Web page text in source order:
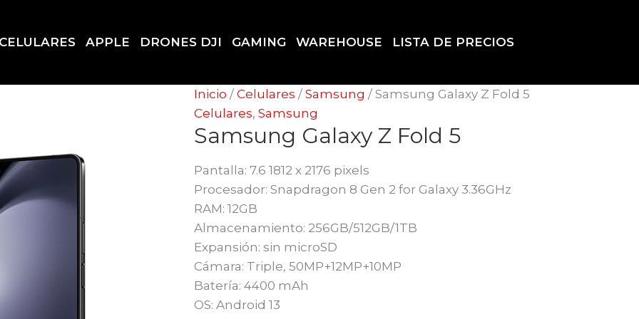
CELULARES APPLE DRONES DJI GAMING WAREHOUSE LISTA DE PRECIOS
Inicio / Celulares / Samsung / Samsung Galaxy Z Fold 5
Celulares, Samsung
Samsung Galaxy Z Fold 5
Pantalla: 7.6 1812 x 2176 pixels
Procesador: Snapdragon 8 Gen 2 for Galaxy 3.36GHz
RAM: 12GB
Almacenamiento: 256GB/512GB/1TB
Expansión: sin microSD
Cámara: Triple, 50MP+12MP+10MP
Batería: 4400 mAh
OS: Android 13